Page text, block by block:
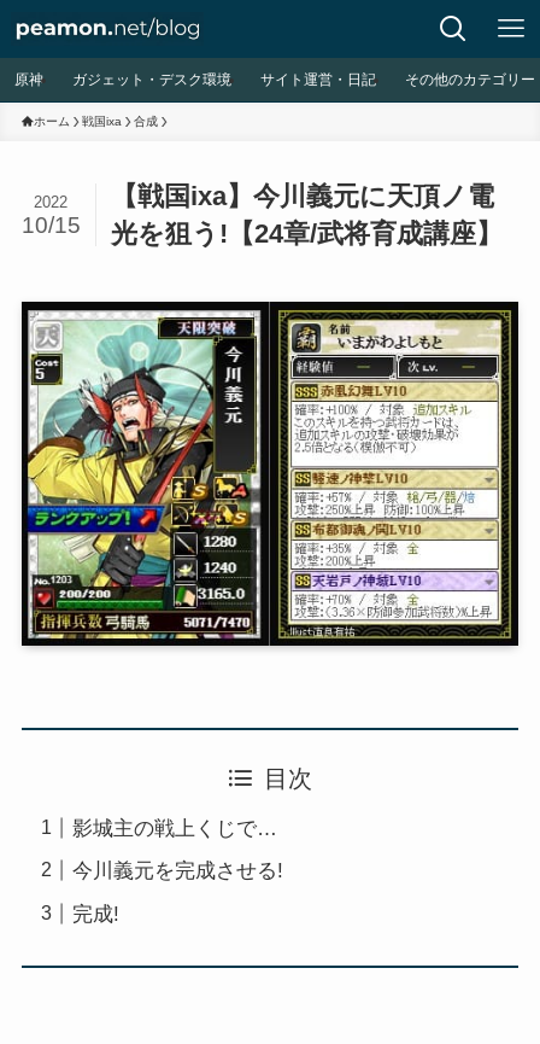
原神 ガジェット・デスク環境 サイト運営・日記 その他のカテゴリー
ホーム 戦国ixa 合成
【戦国ixa】今川義元に天頂ノ電
光を狙う!【24章/武将育成講座】
2022
10/15
目次
影城主の戦上くじで…
今川義元を完成させる!
完成!